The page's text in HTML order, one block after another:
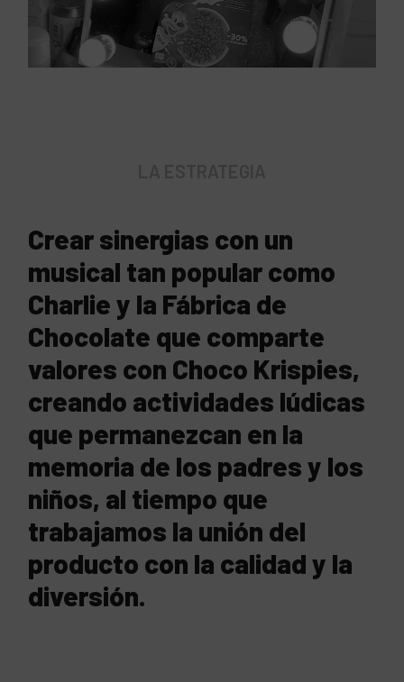
Crear sinergias con un
musical tan popular como
Charlie y la Fábrica de
Chocolate que comparte
valores con Choco Krispies,
creando actividades lúdicas
que permanezcan en la
memoria de los padres y los
niños, al tiempo que
trabajamos la unión del
producto con la calidad y la
diversión.